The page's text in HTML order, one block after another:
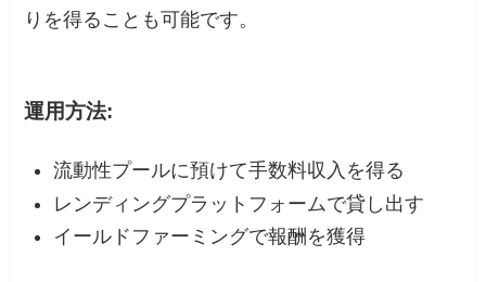
りを得ることも可能です。
運用方法:
流動性プールに預けて手数料収入を得る
レンディングプラットフォームで貸し出す
イールドファーミングで報酬を獲得